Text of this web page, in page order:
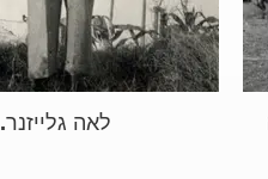
לאה גלייזנר.jpg